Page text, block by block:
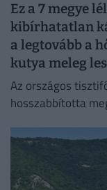
Ez a 7 megye
kibírhatatlan
a legtovább a
kutya meleg
Az országos
hosszabbította
fellélegezhetünk.